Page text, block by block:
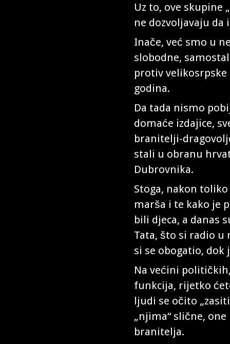
Uz to, ove skupine
ne dozvoljavaju da
Inače, već smo u
slobodne,
protiv
godina.
Da tada nismo
domaće izdajice,
branitelji-
stali u obranu
Dubrovnika.
Stoga, nakon
marša i te kako je
bili djeca, a danas
Tata, što si radio u
si se obogatio, dok
Na većini
funkcija, rijetko
ljudi se očito
„njima“ slične,
branitelja.